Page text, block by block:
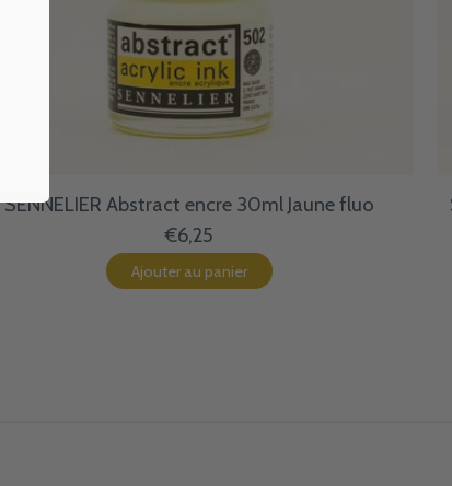
SENNELIER Abstract encre 30ml Jaune fluo
€6,25
Ajouter au panier